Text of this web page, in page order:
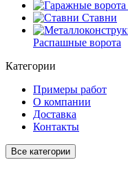
Ставни
Распашные ворота
Категории
Примеры работ
О компании
Доставка
Контакты
Все категории